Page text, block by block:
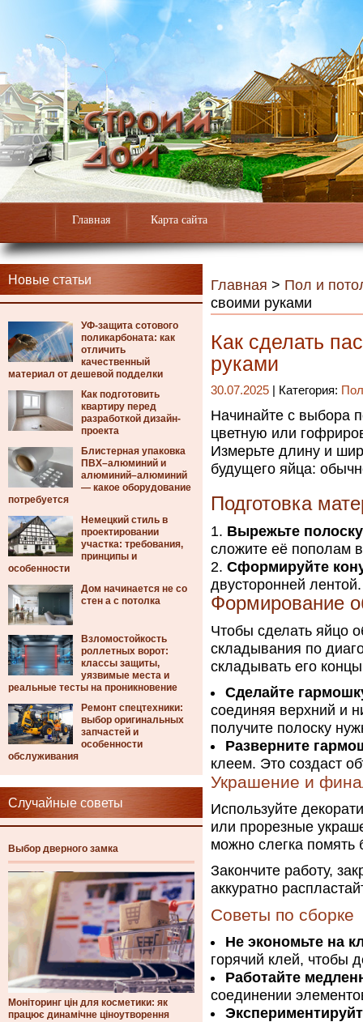
Главная Карта сайта
Новые статьи
УФ-защита сотового
поликарбоната: как
отличить
качественный
материал от дешевой подделки
Как подготовить
квартиру перед
разработкой дизайн-
проекта
Блистерная упаковка
ПВХ–алюминий и
алюминий–алюминий
— какое оборудование
потребуется
Немецкий стиль в
проектировании
участка: требования,
принципы и
особенности
Дом начинается не со
стен а с потолка
Взломостойкость
роллетных ворот:
классы защиты,
уязвимые места и
реальные тесты на проникновение
Ремонт спецтехники:
выбор оригинальных
запчастей и
особенности
обслуживания
Случайные советы
Выбор дверного замка
Моніторинг цін для косметики: як
працює динамічне ціноутворення
Главная > Пол и
своими руками
Как сделать
руками
30.07.2025 | Категория:
Начинайте с выбора
цветную или
Измерьте длину и
будущего яйца:
Подготовка
Вырежьте
сложите её пополам
Сформируйте
двусторонней
Формирование
Чтобы сделать яйцо
складывания по
складывать его
Сделайте
соединяя верхний и
получите полоску
Разверните
клеем. Это создаст
Украшение и
Используйте
или прорезные
можно слегка помять
Закончите работу,
аккуратно
Советы по сборке
Не экономьте на
горячий клей, чтобы
Работайте
соединении